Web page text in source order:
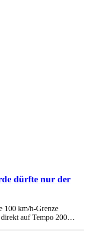
dürfte nur der
100 km/h-Grenze
direkt auf Tempo 200…